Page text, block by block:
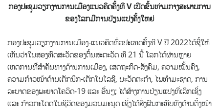
ກອງປະຊຸມວຽກງານການເມືອງແນວຄິດຄັ້ງທີVເປີດຂຶ້ນທ່າມກາງສະພາບການ
ຂອງໂລກມີການປ່ຽນແປງຄັ້ງໃຫຍ່
ກອງປະຊຸມວຽກງານການເມືອງ-ແນວຄິດທົ່ວປະເທດຄັ້ງທີ V ປີ 2022ໄດ້ຊີ້ໃຫ້
ເຫັນວ່າໃນສອງທົດສະວັດຂອງຕົ້ນສະຕະວັດ ທີ 21 ນີ້ ໂລກໄດ້ຜ່ານຫຼາຍ
ເຫດການທີ່ສໍາຄັນທາງດ້ານການເມືອງ, ເສດຖະກິດ-ສັງຄົມ, ຄວາມໝັ້ນຄົງ,
ຄວາມກ້າວໜ້າດ້ານເຕັກນິກ-ເຕັກໂນໂລຊີ, ນະວັດຕະກຳ, ໄພທຳມະຊາດ, ການ
ລະບາດຂອງພະຍາດໂຄວິດ-19 ແລະ ອື່ນໆ; ໄດ້ສ້າງການປ່ຽນແປງທີ່ເລິກເຊິ່ງ
ແລະ ກ້າວກະໂດດໃນຊີວິດຂອງມວນມະນຸດ ເຊິ່ງໄດ້ສົ່ງຜົນກະທົບທັງດ້ານຕັ້ງໜ້າ